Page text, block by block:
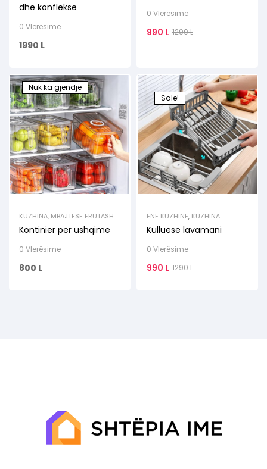
dhe konflekse
0 Vlerësime
1990 L
0 Vlerësime
1290L
990 L
Nuk ka gjëndje
KUZHINA, MBAJTESE FRUTASH
Kontinier per ushqime
0 Vlerësime
800 L
Sale!
ENE KUZHINE, KUZHINA
Kulluese lavamani
0 Vlerësime
1290L
990 L